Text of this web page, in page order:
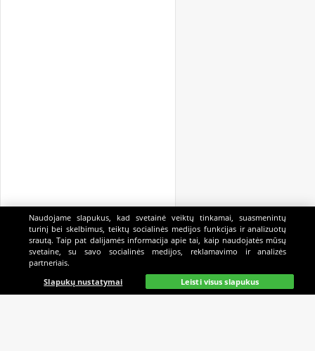
Pagrindinis Gyvai Paieška Mano Kazino
Naudojame slapukus, kad svetainė veiktų tinkamai, suasmenintų
turinį bei skelbimus, teiktų socialinės medijos funkcijas ir analizuotų
srautą. Taip pat dalijamės informacija apie tai, kaip naudojatės mūsų
svetaine, su savo socialinės medijos, reklamavimo ir analizės
partneriais.
Slapukų nustatymai
Leisti visus slapukus